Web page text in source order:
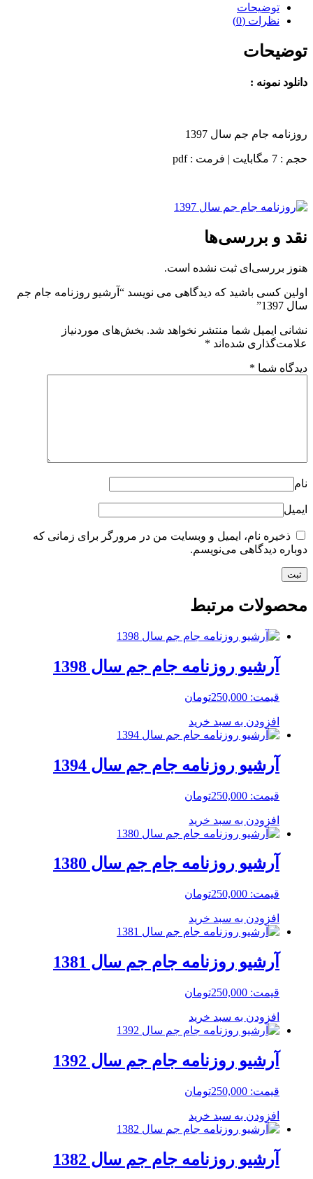
توضیحات
نظرات (0)
توضیحات
دانلود نمونه :
روزنامه جام جم سال 1397
حجم : 7 مگابایت | فرمت : pdf
نقد و بررسی‌ها
هنوز بررسی‌ای ثبت نشده است.
اولین کسی باشید که دیدگاهی می نویسد “آرشیو روزنامه جام جم
سال 1397”
نشانی ایمیل شما منتشر نخواهد شد. بخش‌های موردنیاز
علامت‌گذاری شده‌اند *
دیدگاه شما *
نام
ایمیل
ذخیره نام، ایمیل و وبسایت من در مرورگر برای زمانی که
دوباره دیدگاهی می‌نویسم.
محصولات مرتبط
آرشیو روزنامه جام جم سال 1398
قیمت: 250,000تومان
افزودن به سبد خرید
آرشیو روزنامه جام جم سال 1394
قیمت: 250,000تومان
افزودن به سبد خرید
آرشیو روزنامه جام جم سال 1380
قیمت: 250,000تومان
افزودن به سبد خرید
آرشیو روزنامه جام جم سال 1381
قیمت: 250,000تومان
افزودن به سبد خرید
آرشیو روزنامه جام جم سال 1392
قیمت: 250,000تومان
افزودن به سبد خرید
آرشیو روزنامه جام جم سال 1382